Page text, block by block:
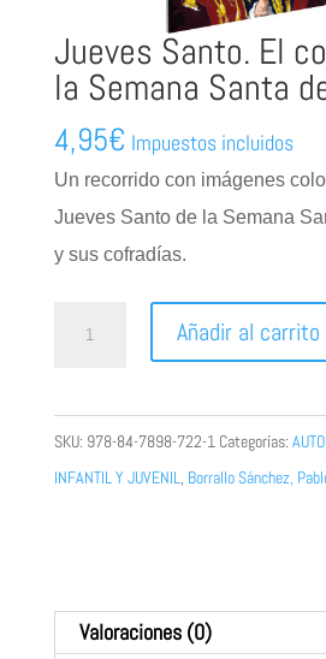
Jueves Santo. El
la Semana Santa
4,95€ Impuestos incluidos
Un recorrido con imágenes
Jueves Santo de la Semana
y sus cofradías.
de
Sevilla
Añadir al carrito
SKU: 978-84-7898-722-1 Categorías:
INFANTIL Y JUVENIL, Borrallo Sánchez,
Valoraciones (0)